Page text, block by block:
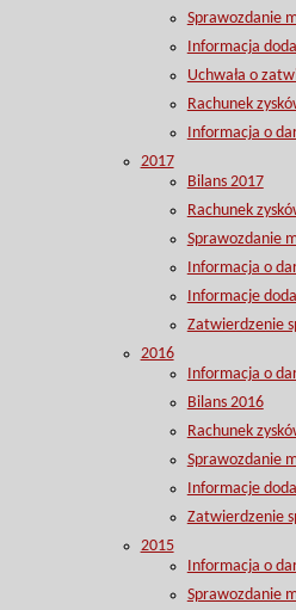
Sprawozdanie
Informacja
Uchwała o
Rachunek
Informacja o
2017
Bilans 2017
Rachunek
Sprawozdanie
Informacja o
Informacje
Zatwierdzenie
2016
Informacja o
Bilans 2016
Rachunek
Sprawozdanie
Informacje
Zatwierdzenie
2015
Informacja o
Sprawozdanie